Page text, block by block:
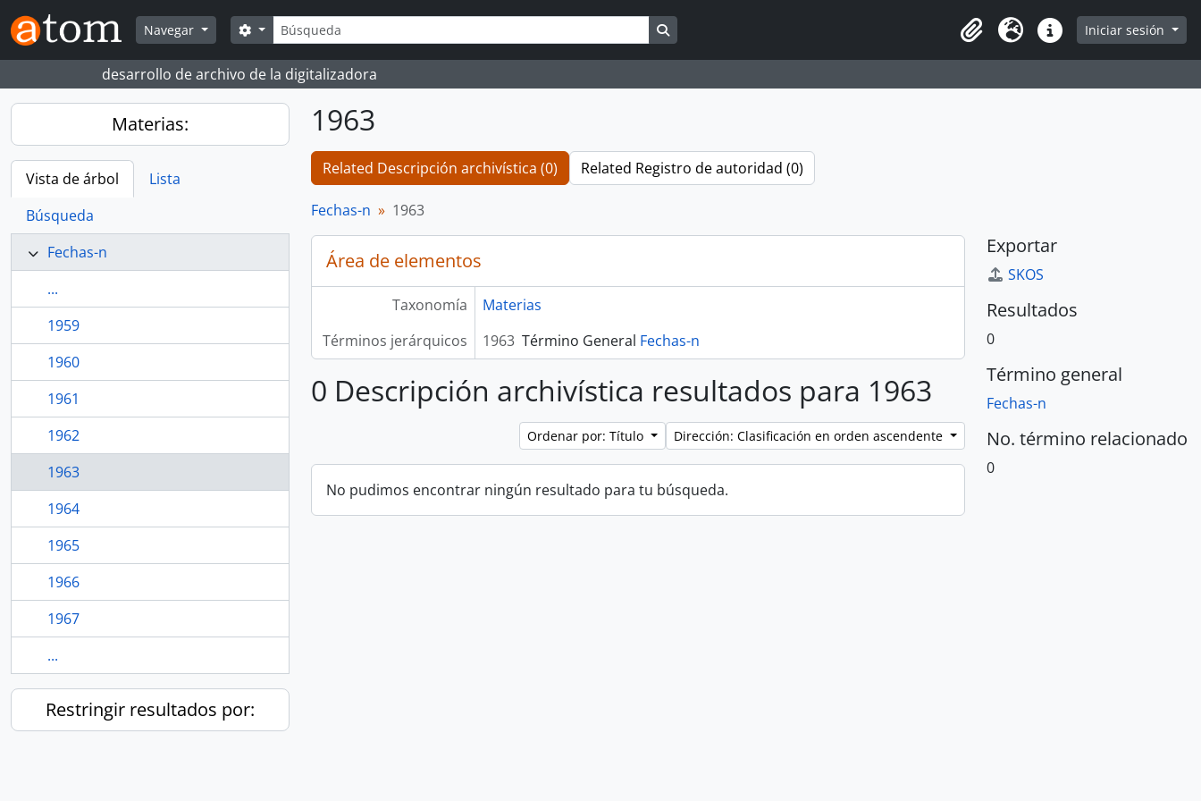
Skip to main content
Navegar
Búsqueda
Search options
Portapapeles
Idioma Enlaces rápidos
Iniciar sesión
desarrollo de archivo de la digitalizadora
Materias:
Vista de árbol
Lista
Búsqueda
Fechas-n
...
1959
1960
1961
1962
1963
1964
1965
1966
1967
...
Restringir resultados por:
1963
Related Descripción archivística (0) Related Registro de autoridad (0)
Fechas-n 1963
Área de elementos
Taxonomía
Materias
Términos jerárquicos
1963 Término General Fechas-n
0 Descripción archivística resultados para 1963
Ordenar por: Título Dirección: Clasificación en orden ascendente
No pudimos encontrar ningún resultado para tu búsqueda.
Exportar
SKOS
Resultados
0
Término general
Fechas-n
No. término relacionado
0